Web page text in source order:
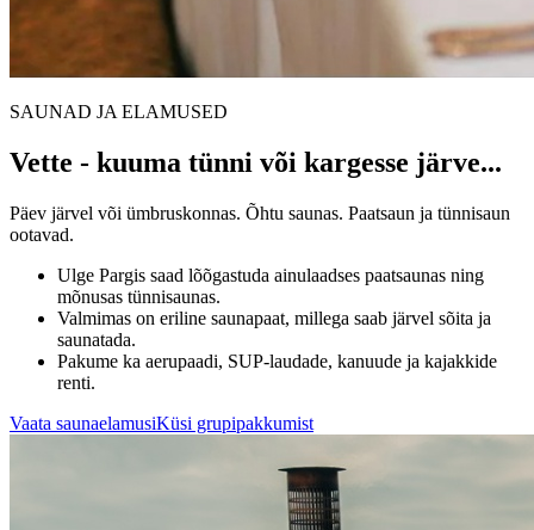
SAUNAD JA ELAMUSED
Vette - kuuma tünni või kargesse järve...
Päev järvel või ümbruskonnas. Õhtu saunas. Paatsaun ja tünnisaun
ootavad.
Ulge Pargis saad lõõgastuda ainulaadses paatsaunas ning
mõnusas tünnisaunas.
Valmimas on eriline saunapaat, millega saab järvel sõita ja
saunatada.
Pakume ka aerupaadi, SUP-laudade, kanuude ja kajakkide
renti.
Vaata saunaelamusiKüsi grupipakkumist